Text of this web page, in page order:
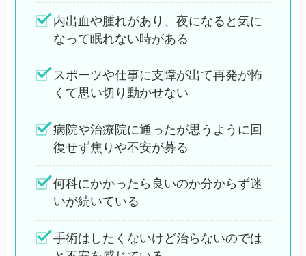
内出血や腫れがあり、夜になると気に
なって眠れない時がある
スポーツや仕事に支障が出て再発が怖
くて思い切り動かせない
病院や治療院に通ったが思うように回
復せず焦りや不安が募る
何科にかかったら良いのか分からず迷
いが続いている
手術はしたくないけど治らないのでは